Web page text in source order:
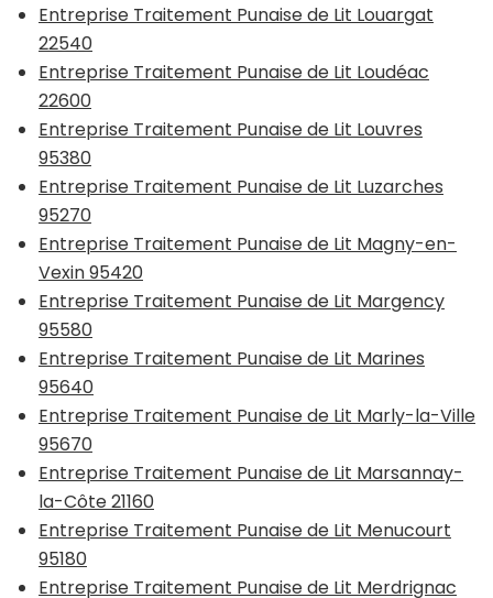
Entreprise Traitement Punaise de Lit Louargat
22540
Entreprise Traitement Punaise de Lit Loudéac
22600
Entreprise Traitement Punaise de Lit Louvres
95380
Entreprise Traitement Punaise de Lit Luzarches
95270
Entreprise Traitement Punaise de Lit Magny-en-
Vexin 95420
Entreprise Traitement Punaise de Lit Margency
95580
Entreprise Traitement Punaise de Lit Marines
95640
Entreprise Traitement Punaise de Lit Marly-la-Ville
95670
Entreprise Traitement Punaise de Lit Marsannay-
la-Côte 21160
Entreprise Traitement Punaise de Lit Menucourt
95180
Entreprise Traitement Punaise de Lit Merdrignac